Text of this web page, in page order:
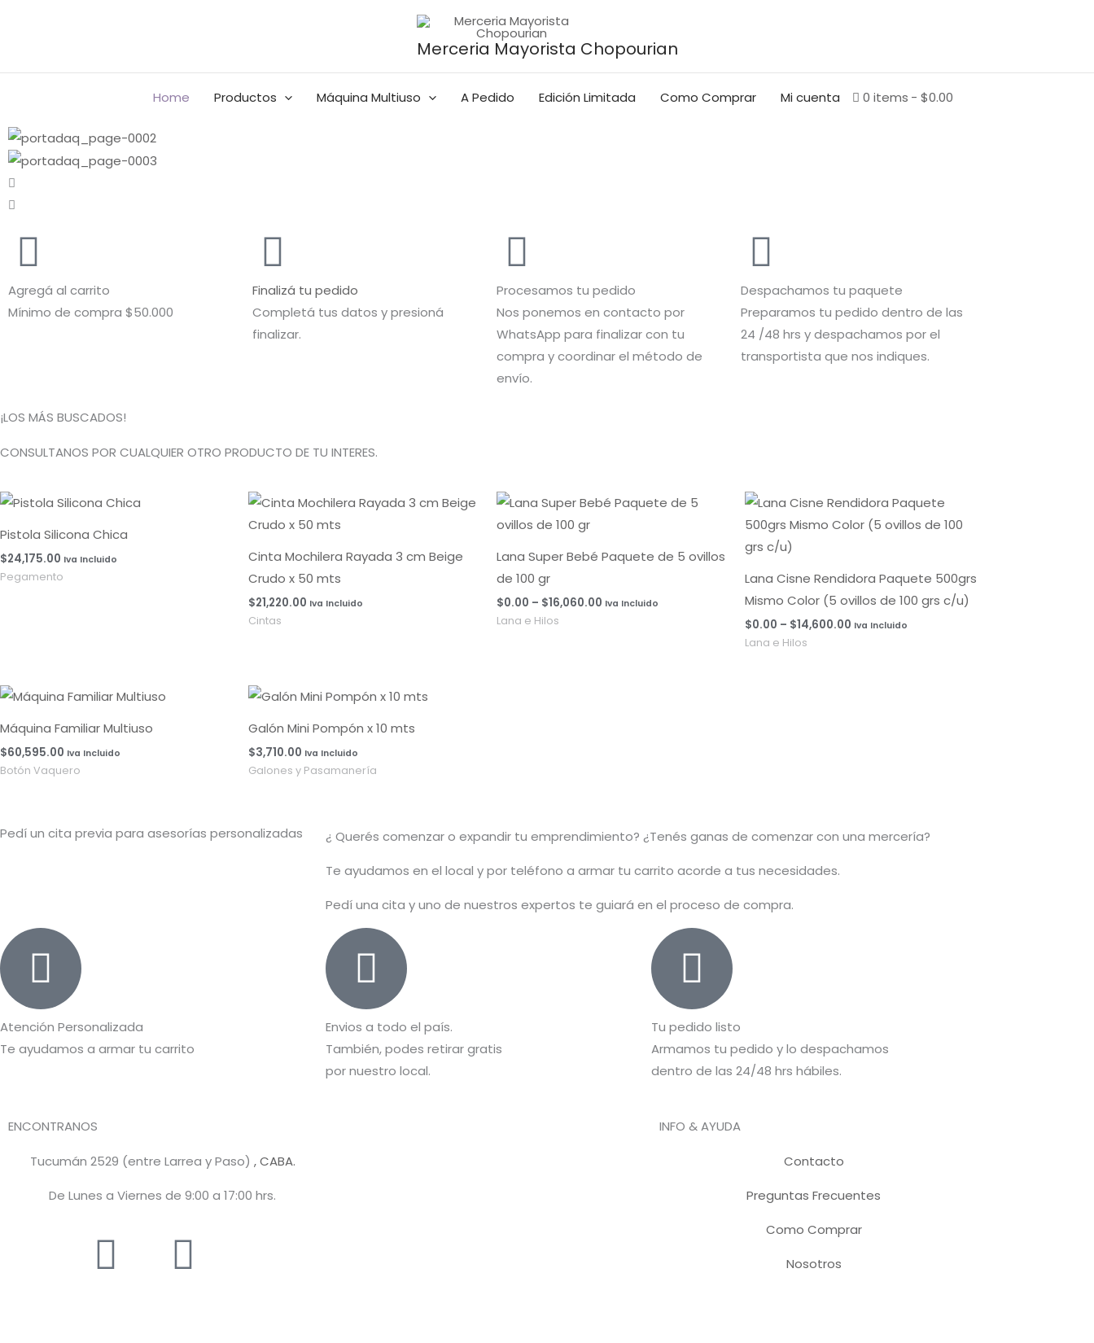
Merceria Mayorista Chopourian
Home Productos Máquina Multiuso A Pedido Edición Limitada Como Comprar Mi cuenta 0 items $0.00
Agregá al carrito
Mínimo de compra $50.000
Finalizá tu pedido
Completá tus datos y presioná
finalizar.
Procesamos tu pedido
Nos ponemos en contacto por
WhatsApp para finalizar con tu
compra y coordinar el método de
envío.
Despachamos tu paquete
Preparamos tu pedido dentro de las
24 /48 hrs y despachamos por el
transportista que nos indiques.
¡LOS MÁS BUSCADOS!
CONSULTANOS POR CUALQUIER OTRO PRODUCTO DE TU INTERES.
Pistola Silicona Chica
$24,175.00 Iva Incluido
Pegamento
Cinta Mochilera Rayada 3 cm Beige
Crudo x 50 mts
$21,220.00 Iva Incluido
Cintas
Lana Super Bebé Paquete de 5 ovillos
de 100 gr
$0.00 – $16,060.00
Rango
de
$0.00
hasta
Iva Incluido
Lana e Hilos
Lana Cisne Rendidora Paquete 500grs
Mismo Color (5 ovillos de 100 grs c/u)
$0.00 – $14,600.00
Rango
de
precios:
$14,600.00
Iva Incluido
Lana e Hilos
Máquina Familiar Multiuso
$60,595.00 Iva Incluido
Botón Vaquero
Galón Mini Pompón x 10 mts
$3,710.00 Iva Incluido
Galones y Pasamanería
Pedí un cita previa para asesorías personalizadas ¿ Querés comenzar o expandirtu emprendimiento? ¿Tenés ganas de comenzar con una mercería?
Te ayudamos en el local y por teléfono a armar tu carrito acorde a tus necesidades.
Pedí una cita y uno de nuestros expertos te guiará en el proceso de compra.
Atención Personalizada
Te ayudamos a armar tu carrito
Envios a todo el país.
También, podes retirar gratis
por nuestro local.
Tu pedido listo
Armamos tu pedido y lo despachamos
dentro de las 24/48 hrs hábiles.
ENCONTRANOS
Tucumán 2529 (entre Larrea y Paso) , CABA.
De Lunes a Viernes de 9:00 a 17:00 hrs.
INFO & AYUDA
Contacto
Preguntas Frecuentes
Como Comprar
Nosotros